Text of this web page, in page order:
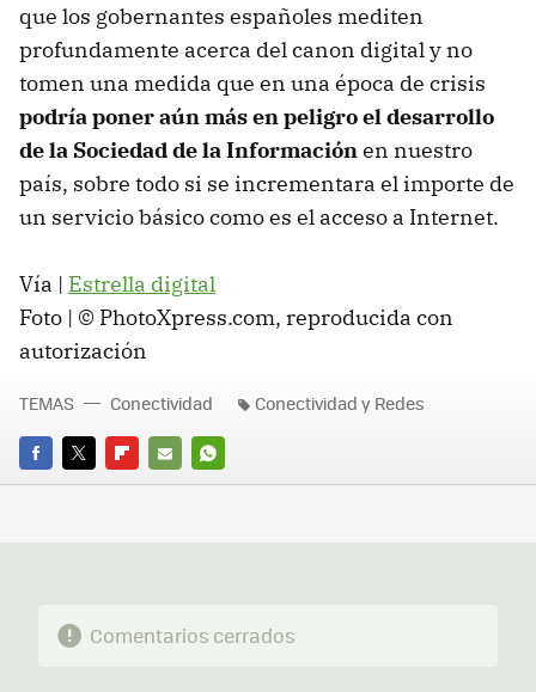
que los gobernantes españoles mediten
profundamente acerca del canon digital y no
tomen una medida que en una época de crisis
podría poner aún más en peligro el desarrollo
de la Sociedad de la Informaciónen nuestro
país, sobre todo si se incrementara el importe de
un servicio básico como es el acceso a Internet.
Vía | Estrella digital
Foto | © PhotoXpress.com, reproducida con
autorización
FACEBOOK
TWITTERFLIPBOARD
E-
WHATSAPP
TEMAS Conectividad Conectividad y Redes
Comentarios cerrados